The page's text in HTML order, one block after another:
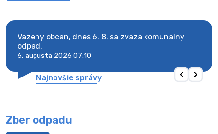
Vazeny obcan, dnes 6. 8. sa zvaza komunalny
odpad.
6. augusta 2026 07:10
Najnovšie správy
Zber odpadu